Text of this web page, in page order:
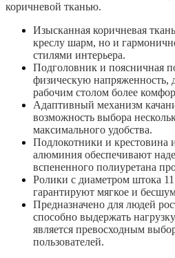
коричневой тканью.
Изысканная коричневая
креслу шарм, но и
стилями интерьера.
Подголовник и поясничная
физическую напряженность,
рабочим столом более
Адаптивный механизм
возможность выбора
максимального удобства.
Подлокотники и крестовина
алюминия обеспечивают
вспененного полиуретана
Ролики с диаметром штока
гарантируют мягкое и
Предназначено для людей
способно выдержать
является превосходным
пользователей.